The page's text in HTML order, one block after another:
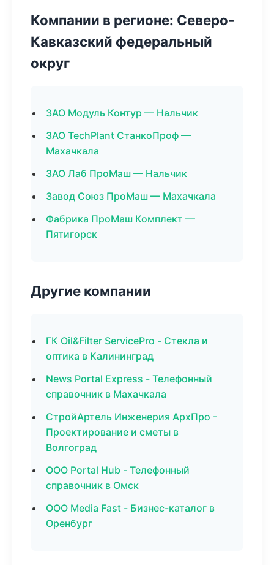
Компании в регионе: Северо-
Кавказский федеральный
округ
ЗАО Модуль Контур — Нальчик
ЗАО TechPlant СтанкоПроф —
Махачкала
ЗАО Лаб ПроМаш — Нальчик
Завод Союз ПроМаш — Махачкала
Фабрика ПроМаш Комплект —
Пятигорск
Другие компании
ГК Oil&Filter ServicePro - Стекла и
оптика в Калининград
News Portal Express - Телефонный
справочник в Махачкала
СтройАртель Инженерия АрхПро -
Проектирование и сметы в
Волгоград
ООО Portal Hub - Телефонный
справочник в Омск
ООО Media Fast - Бизнес-каталог в
Оренбург